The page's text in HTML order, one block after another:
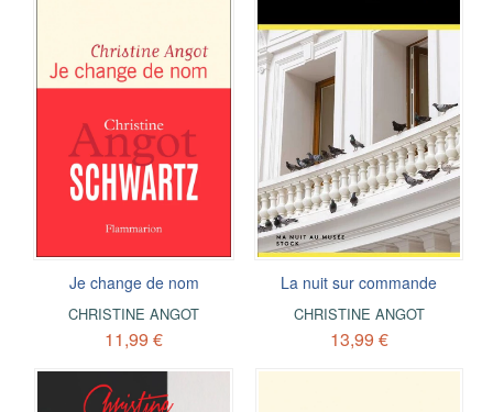
Je change de nom
CHRISTINE ANGOT
11,99 €
La nuit sur commande
CHRISTINE ANGOT
13,99 €